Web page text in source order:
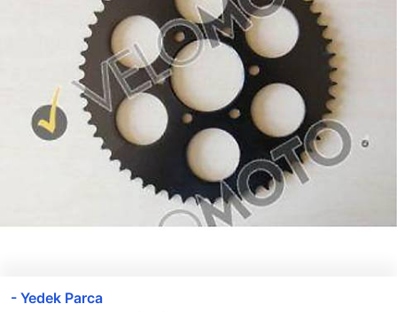
- Yedek Parca